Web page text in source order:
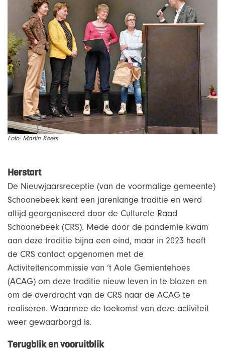
Foto: Martin Koers
Herstart
De Nieuwjaarsreceptie (van de voormalige gemeente)
Schoonebeek kent een jarenlange traditie en werd
altijd georganiseerd door de Culturele Raad
Schoonebeek (CRS). Mede door de pandemie kwam
aan deze traditie bijna een eind, maar in 2023 heeft
de CRS contact opgenomen met de
Activiteitencommissie van ’t Aole Gemientehoes
(ACAG) om deze traditie nieuw leven in te blazen en
om de overdracht van de CRS naar de ACAG te
realiseren. Waarmee de toekomst van deze activiteit
weer gewaarborgd is.
Terugblik en vooruitblik